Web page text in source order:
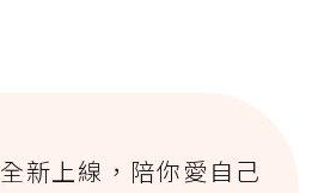
全新上線，陪你愛自己